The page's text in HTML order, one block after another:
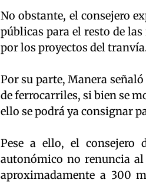
No obstante, el consejero
públicas para el resto de
por los proyectos del
Por su parte, Manera
de ferrocarriles, si bien se
ello se podrá ya consignar
Pese a ello, el consejero
autonómico no renuncia
aproximadamente a 300